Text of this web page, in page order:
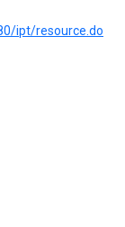
ipt/resource.do?